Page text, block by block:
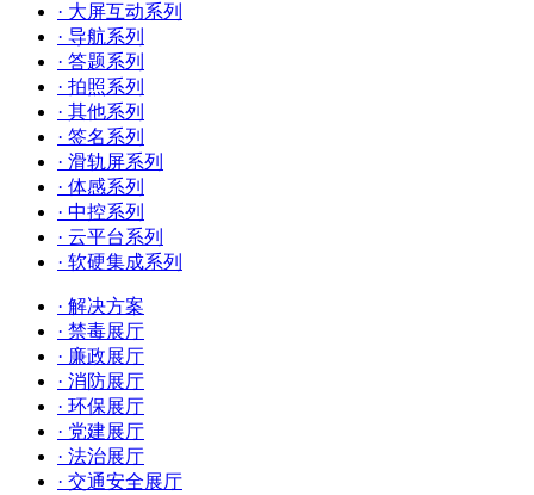
· 大屏互动系列
· 导航系列
· 答题系列
· 拍照系列
· 其他系列
· 签名系列
· 滑轨屏系列
· 体感系列
· 中控系列
· 云平台系列
· 软硬集成系列
· 解决方案
· 禁毒展厅
· 廉政展厅
· 消防展厅
· 环保展厅
· 党建展厅
· 法治展厅
· 交通安全展厅